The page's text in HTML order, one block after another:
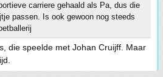
carriere gehaald als Pa, dus die
passen. Is ook gewoon nog steeds
die speelde met Johan Cruijff. Maar